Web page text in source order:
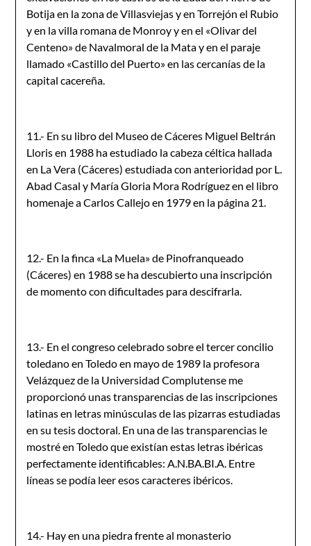
Botija en la zona de Villasviejas y en Torrejón el Rubio
y en la villa romana de Monroy y en el «Olivar del
Centeno» de Navalmoral de la Mata y en el paraje
llamado «Castillo del Puerto» en las cercanías de la
capital cacereña.
11.- En su libro del Museo de Cáceres Miguel Beltrán
Lloris en 1988 ha estudiado la cabeza céltica hallada
en La Vera (Cáceres) estudiada con anterioridad por L.
Abad Casal y María Gloria Mora Rodríguez en el libro
homenaje a Carlos Callejo en 1979 en la página 21.
12.- En la finca «La Muela» de Pinofranqueado
(Cáceres) en 1988 se ha descubierto una inscripción
de momento con dificultades para desci­frarla.
13.- En el congreso celebrado sobre el tercer concilio
toledano en Toledo en mayo de 1989 la profesora
Velázquez de la Universidad Complutense me
proporcionó unas transparencias de las inscripciones
latinas en letras minúsculas de las pizarras estudiadas
en su tesis doctoral. En una de las transparencias le
mostré en Toledo que existían estas letras ibéricas
perfectamente identificables: A.N.BA.BI.A. Entre
líneas se podía leer esos caracteres ibéricos.
14.- Hay en una piedra frente al monasterio